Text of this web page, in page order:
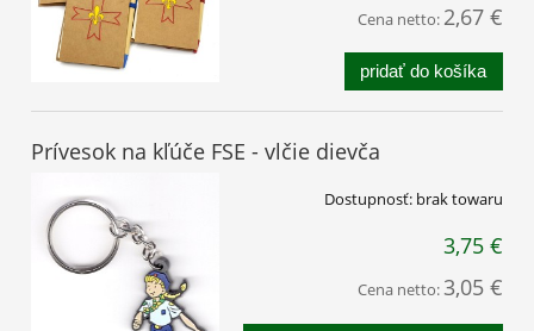
Cena netto: 2,67 €
pridať do košíka
Prívesok na kľúče FSE - vlčie dievča
Dostupnosť: brak towaru
3,75 €
Cena netto:3,05 €